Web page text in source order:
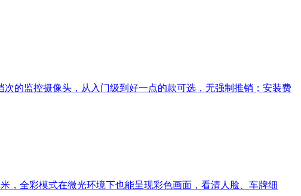
的监控摄像头，从入门级到好一点的款可选，无强制推销；安装费
，全彩模式在微光环境下也能呈现彩色画面，看清人脸、车牌细